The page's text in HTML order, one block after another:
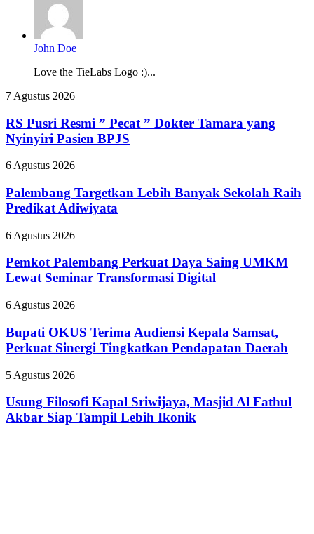
John Doe
Love the TieLabs Logo :)...
RS
Resmi
”
Pecat
Dokter
yang
Nyinyiri
BPJS
7 Agustus 2026
RS Pusri Resmi ” Pecat ” Dokter Tamara yang
Nyinyiri Pasien BPJS
Palembang
Lebih
Banyak
Sekolah
Predikat
6 Agustus 2026
Palembang Targetkan Lebih Banyak Sekolah Raih
Predikat Adiwiyata
Pemkot
Perkuat
Daya
Saing
Lewat
Transformasi
Digital
6 Agustus 2026
Pemkot Palembang Perkuat Daya Saing UMKM
Lewat Seminar Transformasi Digital
Bupati
Terima
Audiensi
Kepala
Perkuat
Tingkatkan
Pendapatan
6 Agustus 2026
Bupati OKUS Terima Audiensi Kepala Samsat,
Perkuat Sinergi Tingkatkan Pendapatan Daerah
Usung
Kapal
Sriwijaya,
Masjid
5 Agustus 2026
Usung Filosofi Kapal Sriwijaya, Masjid Al Fathul
Akbar Siap Tampil Lebih Ikonik